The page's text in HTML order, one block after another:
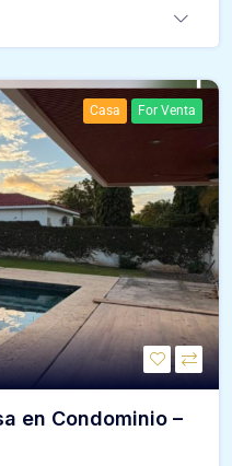
Casa For Venta
en Condominio –